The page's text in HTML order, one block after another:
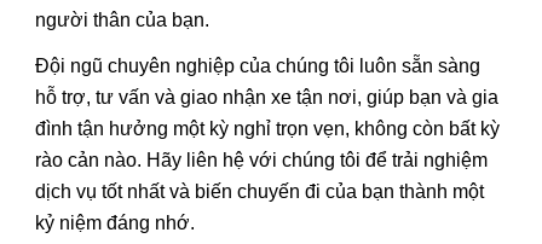
người thân của bạn.
Đội ngũ chuyên nghiệp của chúng tôi luôn sẵn sàng
hỗ trợ, tư vấn và giao nhận xe tận nơi, giúp bạn và gia
đình tận hưởng một kỳ nghỉ trọn vẹn, không còn bất kỳ
rào cản nào. Hãy liên hệ với chúng tôi để trải nghiệm
dịch vụ tốt nhất và biến chuyến đi của bạn thành một
kỷ niệm đáng nhớ.